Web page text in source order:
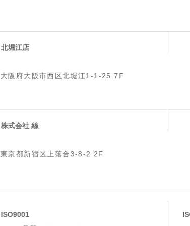
北堀江店
大阪府大阪市西区北堀江1-1-25 7F
株式会社 絲
東京都新宿区上落合3-8-2 2F
ISO9001